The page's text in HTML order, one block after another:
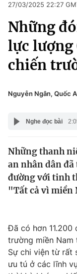
Chuyên mục
Chính trị
Thế giới
Tin tức
Câu chuyện quốc
Thị trường
Góc doanh nghiệp
Dữ liệu và đời
Truyền hình
Xã hội
Pháp luật
Kinh tế
Thể thao
Truyền hình
Văn hóa -
Đời sống
Giáo dục
27/03/2025 22:27
Những
lực lượng
chiến
Nguyễn Ngân, Quốc
Nghe đọc bài
Những thanh
an nhân dân
đường với tinh
"Tất cả vì
Đã có hơn 11.200
trường miền Nam
Sự chi viện từ rất
ưu tú ở các lĩnh